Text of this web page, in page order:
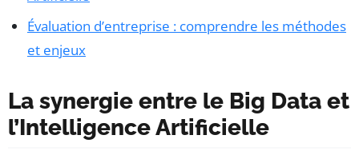
Évaluation d’entreprise : comprendre les méthodes
et enjeux
La synergie entre le Big Data et
l’Intelligence Artificielle